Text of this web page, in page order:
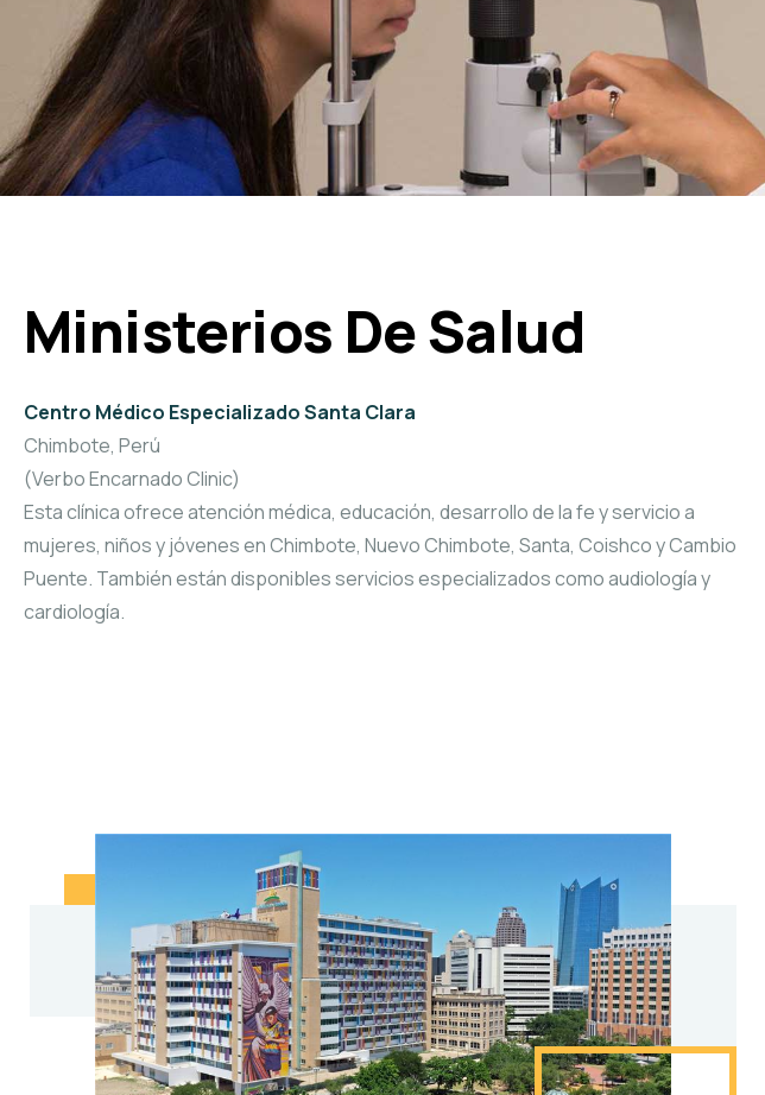
Ministerios De Salud
Centro Médico Especializado Santa Clara
Chimbote, Perú
(Verbo Encarnado Clinic)
Esta clínica ofrece atención médica, educación, desarrollo de la fe y servicio a
mujeres, niños y jóvenes en Chimbote, Nuevo Chimbote, Santa, Coishco y Cambio
Puente. También están disponibles servicios especializados como audiología y
cardiología.